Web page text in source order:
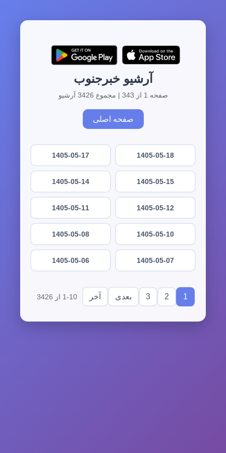
آرشیو خبرجنوب
صفحه 1 از 343 | مجموع 3426 آرشیو
صفحه اصلی
1405-05-18
1405-05-17
1405-05-15
1405-05-14
1405-05-12
1405-05-11
1405-05-10
1405-05-08
1405-05-07
1405-05-06
1
2
3 بعدی آخر 1-10 از 3426